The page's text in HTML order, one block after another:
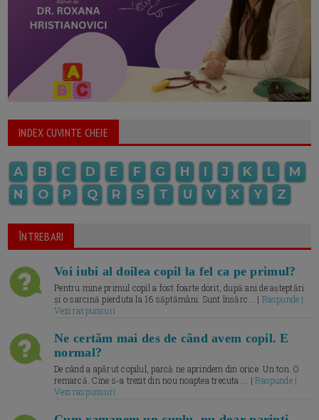
INDEX CUVINTE CHEIE
A B C D E F G H I J K L
M
N
O P Q R S T U V X Y Z
ÎNTREBARI
Voi iubi al doilea copil la fel ca pe primul?
Pentru mine primul copil a fost foarte dorit, după ani de așteptări
și o sarcină pierduta la 16 săptămâni. Sunt însărc... | Raspunde |
Vezi raspunsuri
Ne certăm mai des de când avem copil. E
normal?
De când a apărut copilul, parcă ne aprindem din orice. Un ton. O
remarcă. Cine s-a trezit din nou noaptea trecuta.... |Raspunde |
Vezi raspunsuri